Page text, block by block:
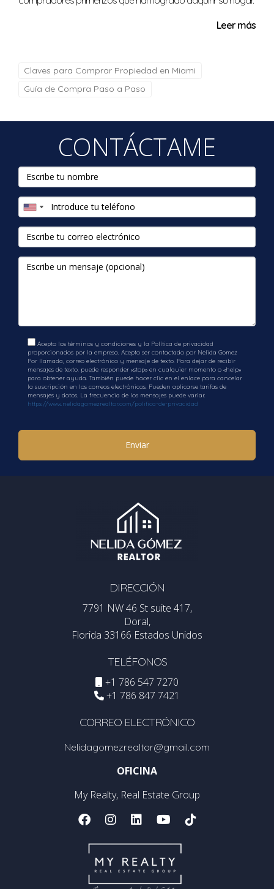
Leer más
Claves para Comprar Propiedad en Miami
Guía de Compra Paso a Paso
CONTÁCTAME
Acepto los términos y condiciones y la Política de privacidad
proporcionados por la empresa. Acepto ser contactado por Nelida Gomez
Por llamada, correo electrónico y mensaje de texto. Para dejar de recibir
mensajes de texto, puede responder «stop» en cualquier momento o «help»
para obtener ayuda. También puede hacer clic en el enlace para cancelar
la suscripción en los correos electrónicos. Pueden aplicarse tarifas de
mensajes y datos. La frecuencia de los mensajes puede variar.
https://www.nelidagomezrealtor.com/politica-de-privacidad
Enviar
DIRECCIÓN
7791 NW 46 St suite 417,
Doral,
Florida 33166 Estados Unidos
TELÉFONOS
+1 786 547 7270
+1 786 847 7421
CORREO ELECTRÓNICO
Nelidagomezrealtor@gmail.com
OFICINA
My Realty, Real Estate Group